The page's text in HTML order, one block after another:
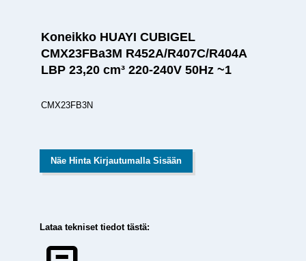
Koneikko HUAYI CUBIGEL
CMX23FBa3M R452A/R407C/R404A
LBP 23,20 cm³ 220-240V 50Hz ~1
CMX23FB3N
Näe Hinta Kirjautumalla Sisään
Lataa tekniset tiedot tästä: